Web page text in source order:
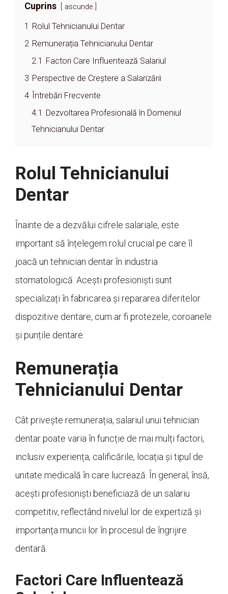
Cuprins ascunde
1
Rolul Tehnicianului Dentar
2 Remunerația Tehnicianului Dentar
2.1
Factori Care Influentează Salariul
3 Perspective de Creștere a Salarizării
4
Întrebări Frecvente
4.1
Dezvoltarea Profesională în Domeniul
Tehnicianului Dentar
Rolul Tehnicianului
Dentar
Înainte de a dezvălui cifrele salariale, este
important să înțelegem rolul crucial pe care îl
joacă un tehnician dentar în industria
stomatologică. Acești profesioniști sunt
specializați în fabricarea și repararea diferitelor
dispozitive dentare, cum ar fi protezele, coroanele
și punțile dentare.
Remunerația
Tehnicianului Dentar
Cât privește remunerația, salariul unui tehnician
dentar poate varia în funcție de mai mulți factori,
inclusiv experiența, calificările, locația și tipul de
unitate medicală în care lucrează. În general, însă,
acești profesioniști beneficiază de un salariu
competitiv, reflectând nivelul lor de expertiză și
importanța muncii lor în procesul de îngrijire
dentară.
Factori Care Influentează